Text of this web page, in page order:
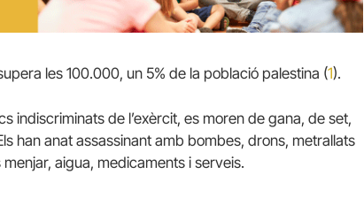
les 100.000, un 5% de la població palestina (1).
indiscriminats de l’exèrcit, es moren de gana, de set,
han anat assassinant amb bombes, drons, metrallats
aigua, medicaments i serveis.